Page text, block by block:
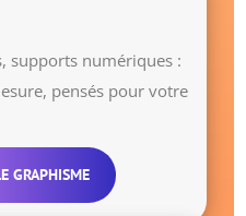
supports numériques :
pensés pour votre
GRAPHISME